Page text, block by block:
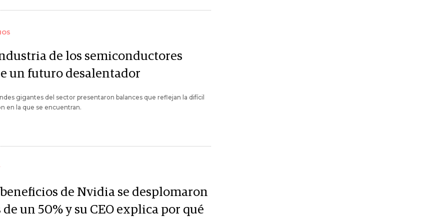
de los semiconductores
un futuro desalentador
gigantes del sector presentaron balances que reflejan la difícil
en la que se encuentran.
de Nvidia se desplomaron
de un 50% y su CEO explica por qué